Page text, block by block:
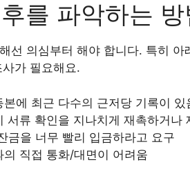
를 파악하는 방
선 의심부터 해야 합니다. 특히
가 필요해요.
본에 최근 다수의 근저당 기록이 있
서류 확인을 지나치게 재촉하거나
금을 너무 빨리 입금하라고 요구
의 직접 통화/대면이 어려움